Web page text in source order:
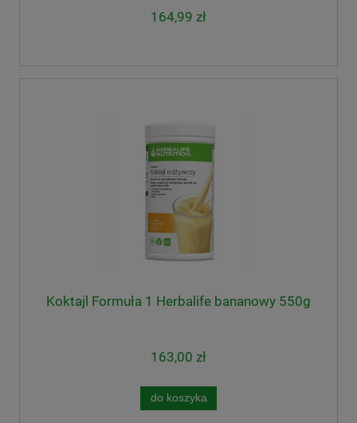
164,99 zł
Koktajl Formuła 1 Herbalife bananowy 550g
163,00 zł
do koszyka